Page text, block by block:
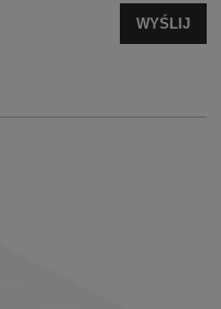
WYŚLIJ